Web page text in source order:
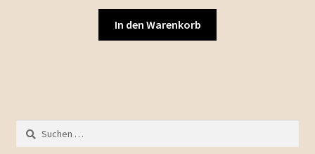
In den Warenkorb
Suchen
nach: